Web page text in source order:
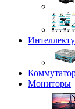
Мониторы